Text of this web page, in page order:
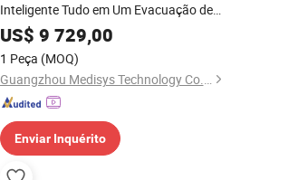
Inteligente Tudo em Um Evacuação de
Fumaça Instantânea a Pressão
Constante Filtração Cíclica
US$ 9 729,00
1 Peça (MOQ)
Guangzhou Medisys Technology Co., Ltd.
Enviar Inquérito